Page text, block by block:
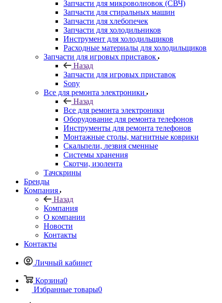
Запчасти для стиральных машин
Запчасти для хлебопечек
Запчасти для холодильников
Инструмент для холодильщиков
Расходные материалы для холодильщиков
Запчасти для игровых приставок
Назад
Запчасти для игровых приставок
Sony
Все для ремонта электроники
Назад
Все для ремонта электроники
Оборудование для ремонта телефонов
Инструменты для ремонта телефонов
Монтажные столы, магнитные коврики
Скальпели, лезвия сменные
Системы хранения
Скотчи, изолента
Тачскрины
Бренды
Компания
Назад
Компания
О компании
Новости
Контакты
Контакты
Избранные товары